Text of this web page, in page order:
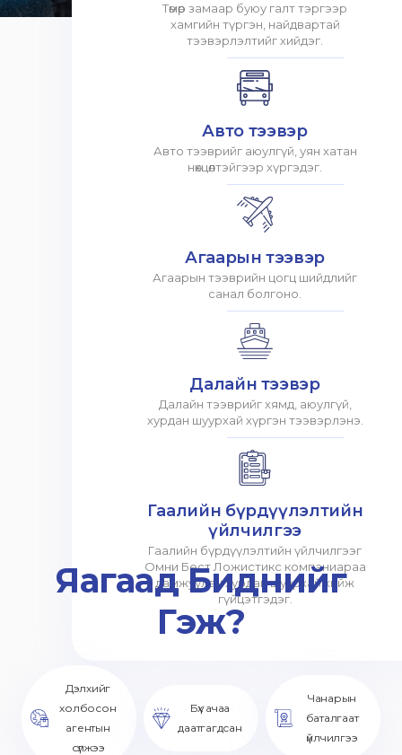
Төмөр замаар буюу галт тэргээр
хамгийн түргэн, найдвартай
тээвэрлэлтийг хийдэг.
Авто тээвэр
Авто тээврийг аюулгүй, уян хатан
нөхцөлтэйгээр хүргэдэг.
Агаарын тээвэр
Агаарын тээврийн цогц шийдлийг
санал болгоно.
Далайн тээвэр
Далайн тээврийг хямд, аюулгүй,
хурдан шуурхай хүргэн тээвэрлэнэ.
Гаалийн бүрдүүлэлтийн
үйлчилгээ
Гаалийн бүрдүүлэлтийн үйлчилгээг
Омни Бест Ложистикс компаниараа
дамжуулан хурдан шуурхай хийж
гүйцэтгэдэг.
Яагаад Биднийг
Гэж?
Дэлхийг
холбосон
агентын
сүлжээ
Бүх ачаа
даатгагдсан
Чанарын
баталгаат
үйлчилгээ